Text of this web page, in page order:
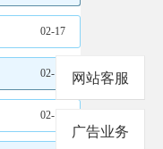
02-17
02-17
02-17
网站客服
广告业务